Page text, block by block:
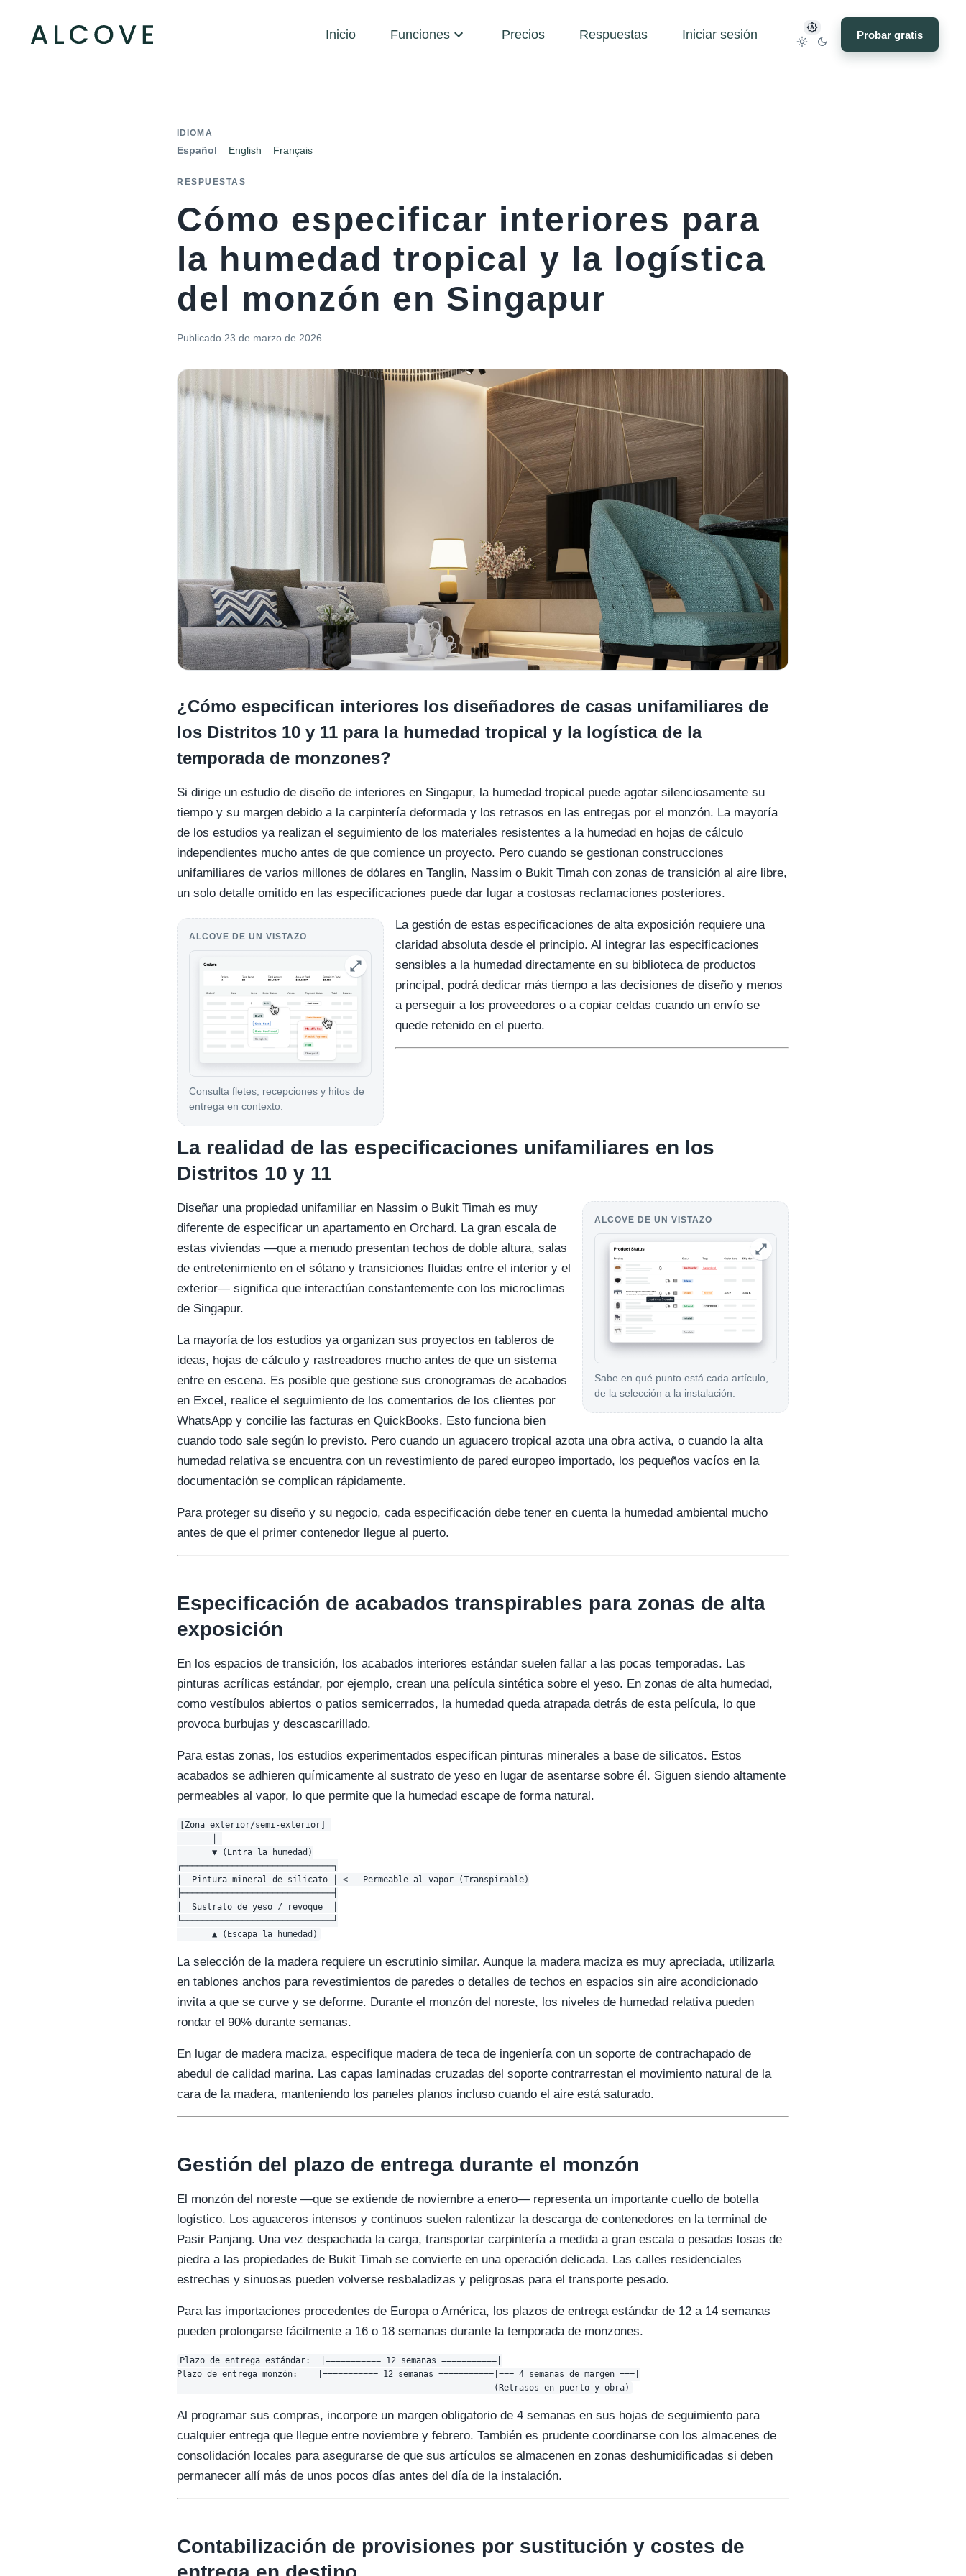
Inicio Funciones Precios Respuestas Iniciar sesión Probar gratis
IDIOMA
Español English Français
RESPUESTAS
Cómo especificar interiores para
la humedad tropical y la logística
del monzón en Singapur
Publicado 23 de marzo de 2026
¿Cómo especifican interiores los diseñadores de casas unifamiliares de
los Distritos 10 y 11 para la humedad tropical y la logística de la
temporada de monzones?
Si dirige un estudio de diseño de interiores en Singapur, la humedad tropical puede agotar silenciosamente su
tiempo y su margen debido a la carpintería deformada y los retrasos en las entregas por el monzón. La mayoría
de los estudios ya realizan el seguimiento de los materiales resistentes a la humedad en hojas de cálculo
independientes mucho antes de que comience un proyecto. Pero cuando se gestionan construcciones
unifamiliares de varios millones de dólares en Tanglin, Nassim o Bukit Timah con zonas de transición al aire libre,
un solo detalle omitido en las especificaciones puede dar lugar a costosas reclamaciones posteriores.
ALCOVE DE UN VISTAZO
Consulta fletes, recepciones y hitos de
entrega en contexto.
La gestión de estas especificaciones de alta exposición requiere una
claridad absoluta desde el principio. Al integrar las especificaciones
sensibles a la humedad directamente en su biblioteca de productos
principal, podrá dedicar más tiempo a las decisiones de diseño y menos
a perseguir a los proveedores o a copiar celdas cuando un envío se
quede retenido en el puerto.
La realidad de las especificaciones unifamiliares en los
Distritos 10 y 11
ALCOVE DE UN VISTAZO
Sabe en qué punto está cada artículo,
de la selección a la instalación.
Diseñar una propiedad unifamiliar en Nassim o Bukit Timah es muy
diferente de especificar un apartamento en Orchard. La gran escala de
estas viviendas —que a menudo presentan techos de doble altura, salas
de entretenimiento en el sótano y transiciones fluidas entre el interior y el
exterior— significa que interactúan constantemente con los microclimas
de Singapur.
La mayoría de los estudios ya organizan sus proyectos en tableros de
ideas, hojas de cálculo y rastreadores mucho antes de que un sistema
entre en escena. Es posible que gestione sus cronogramas de acabados
en Excel, realice el seguimiento de los comentarios de los clientes por
WhatsApp y concilie las facturas en QuickBooks. Esto funciona bien
cuando todo sale según lo previsto. Pero cuando un aguacero tropical azota una obra activa, o cuando la alta
humedad relativa se encuentra con un revestimiento de pared europeo importado, los pequeños vacíos en la
documentación se complican rápidamente.
Para proteger su diseño y su negocio, cada especificación debe tener en cuenta la humedad ambiental mucho
antes de que el primer contenedor llegue al puerto.
Especificación de acabados transpirables para zonas de alta
exposición
En los espacios de transición, los acabados interiores estándar suelen fallar a las pocas temporadas. Las
pinturas acrílicas estándar, por ejemplo, crean una película sintética sobre el yeso. En zonas de alta humedad,
como vestíbulos abiertos o patios semicerrados, la humedad queda atrapada detrás de esta película, lo que
provoca burbujas y descascarillado.
Para estas zonas, los estudios experimentados especifican pinturas minerales a base de silicatos. Estos
acabados se adhieren químicamente al sustrato de yeso en lugar de asentarse sobre él. Siguen siendo altamente
permeables al vapor, lo que permite que la humedad escape de forma natural.
[Zona exterior/semi-exterior]
       ▼ (Entra la humedad)
┌──────────────────────────────┐
│  Pintura mineral de silicato │ <-- Permeable al vapor (Transpirable)
├──────────────────────────────┤
│  Sustrato de yeso / revoque  │
└──────────────────────────────┘
La selección de la madera requiere un escrutinio similar. Aunque la madera maciza es muy apreciada, utilizarla
en tablones anchos para revestimientos de paredes o detalles de techos en espacios sin aire acondicionado
invita a que se curve y se deforme. Durante el monzón del noreste, los niveles de humedad relativa pueden
rondar el 90% durante semanas.
En lugar de madera maciza, especifique madera de teca de ingeniería con un soporte de contrachapado de
abedul de calidad marina. Las capas laminadas cruzadas del soporte contrarrestan el movimiento natural de la
cara de la madera, manteniendo los paneles planos incluso cuando el aire está saturado.
Gestión del plazo de entrega durante el monzón
El monzón del noreste —que se extiende de noviembre a enero— representa un importante cuello de botella
logístico. Los aguaceros intensos y continuos suelen ralentizar la descarga de contenedores en la terminal de
Pasir Panjang. Una vez despachada la carga, transportar carpintería a medida a gran escala o pesadas losas de
piedra a las propiedades de Bukit Timah se convierte en una operación delicada. Las calles residenciales
estrechas y sinuosas pueden volverse resbaladizas y peligrosas para el transporte pesado.
Para las importaciones procedentes de Europa o América, los plazos de entrega estándar de 12 a 14 semanas
pueden prolongarse fácilmente a 16 o 18 semanas durante la temporada de monzones.
Plazo de entrega estándar:  |=========== 12 semanas ===========|
Plazo de entrega monzón:    |=========== 12 semanas ===========|=== 4 semanas de margen ===|
Al programar sus compras, incorpore un margen obligatorio de 4 semanas en sus hojas de seguimiento para
cualquier entrega que llegue entre noviembre y febrero. También es prudente coordinarse con los almacenes de
consolidación locales para asegurarse de que sus artículos se almacenen en zonas deshumidificadas si deben
permanecer allí más de unos pocos días antes del día de la instalación.
Contabilización de provisiones por sustitución y costes de